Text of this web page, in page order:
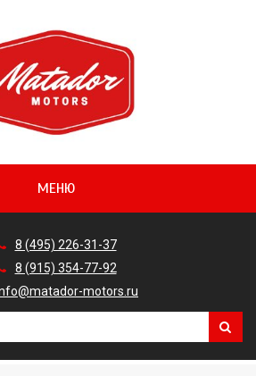
МЕНЮ
8 (495) 226-31-37
8 (915) 354-77-92
motors.ru